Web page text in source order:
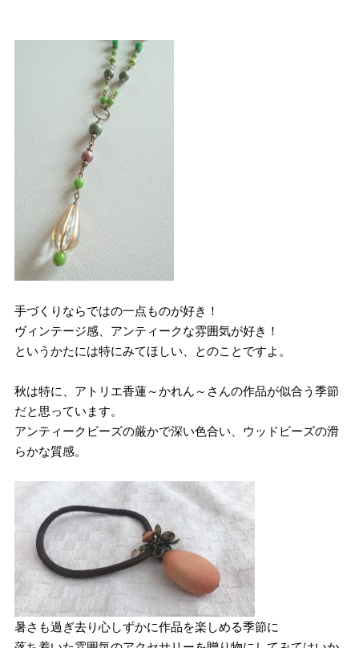
手づくりならではの一点ものが好き！
ヴィンテージ感、アンティークな雰囲気が好き！
というかたには特にみてほしい、とのことですよ。
秋は特に、アトリエ香蓮～かれん～さんの作品が似合う季節
だと思っています。
アンティークビーズの厳かで深い色合い、ウッドビーズの滑
らかな質感。
暑さも過ぎ去り心しずかに作品を楽しめる季節に